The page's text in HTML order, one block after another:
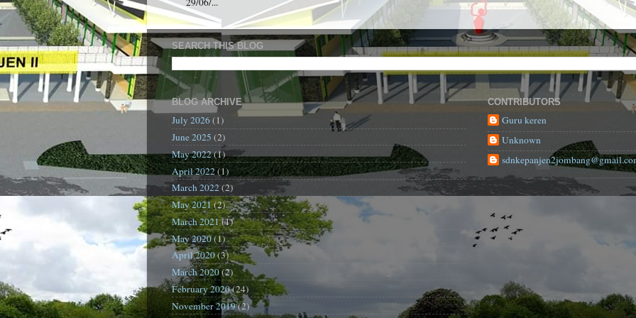
SEARCH THIS BLOG
BLOG ARCHIVE
July 2026(1)
June 2025 (2)
May 2022(1)
April 2022(1)
March 2022(2)
May 2021(2)
March 2021(1)
May 2020(1)
April 2020(3)
March 2020(2)
February 2020(24)
November 2019(2)
CONTRIBUTORS
Guru keren
Unknown